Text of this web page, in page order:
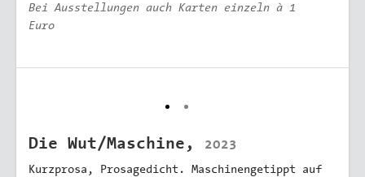
Bei Ausstellungen auch Karten einzeln à 1
Euro
Die Wut/Maschine, 2023
Kurzprosa, Prosagedicht. Maschinengetippt auf